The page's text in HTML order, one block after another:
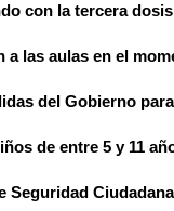
con la tercera
a las aulas en el
del Gobierno
de entre 5 y 11
Seguridad